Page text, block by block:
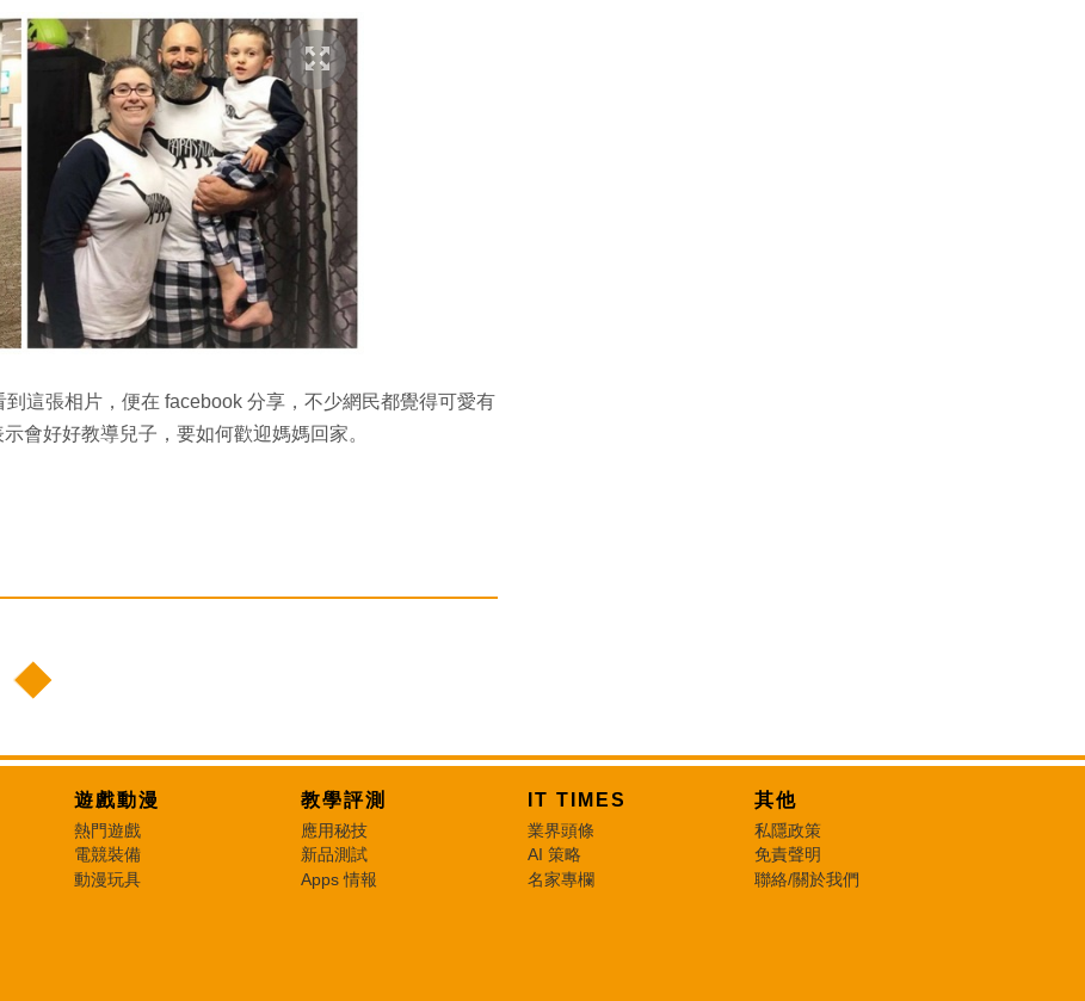
這張相片，便在 facebook 分享，不少網民都覺得可愛有
會好好教導兒子，要如何歡迎媽媽回家。
遊戲動漫
熱門遊戲
電競裝備
動漫玩具
教學評測
應用秘技
新品測試
Apps 情報
IT TIMES
業界頭條
AI 策略
名家專欄
其他
私隱政策
免責聲明
聯絡/關於我們